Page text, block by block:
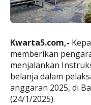
Kwarta5.com,-
memberikan
menjalankan
belanja dalam
anggaran 2025, di
(24/1/2025).